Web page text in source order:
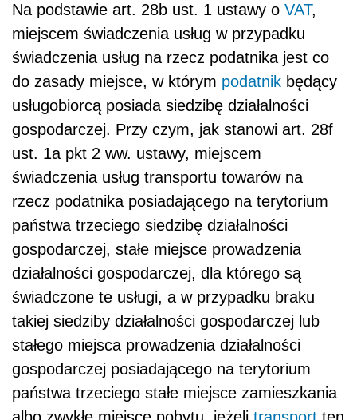
Na podstawie art. 28b ust. 1 ustawy o VAT,
miejscem świadczenia usług w przypadku
świadczenia usług na rzecz podatnika jest co
do zasady miejsce, w którym podatnik będący
usługobiorcą posiada siedzibę działalności
gospodarczej. Przy czym, jak stanowi art. 28f
ust. 1a pkt 2 ww. ustawy, miejscem
świadczenia usług transportu towarów na
rzecz podatnika posiadającego na terytorium
państwa trzeciego siedzibę działalności
gospodarczej, stałe miejsce prowadzenia
działalności gospodarczej, dla którego są
świadczone te usługi, a w przypadku braku
takiej siedziby działalności gospodarczej lub
stałego miejsca prowadzenia działalności
gospodarczej posiadającego na terytorium
państwa trzeciego stałe miejsce zamieszkania